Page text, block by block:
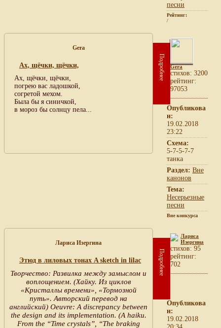
песни
Рейтинг:
/
Gera
Ах, щёчки, щёчки,
Ах, щёчки, щёчки,
погрею вас ладошкой,
согретой мехом.
Была бы я синичкой,
в мороз бы солнцу пела...
Подробнее Gera
cтихов: 3200
рейтинг:
97053
Опубликова
н:
19.02.2018
23:22
Схема:
5-7-5-7-7
танка
Раздел: Вне
канонов
Тема:
Несерьезные
песни
Вне конкурса
Лариса Изергина
Этюд в лиловых тонах A sketch in lilac
Творчество: Развилка между замыслом и
воплощением. (Хайку. Из циклов
«Кристаллы времени», «Тормозной
путь». Авторский перевод на
английский) Oeuvre: A discrepancy between
the design and its implementation. (A haiku.
From the “Time crystals”, “The braking
Подробнее
Лариса
Изергина
cтихов: 95
рейтинг:
702
Опубликова
н:
19.02.2018